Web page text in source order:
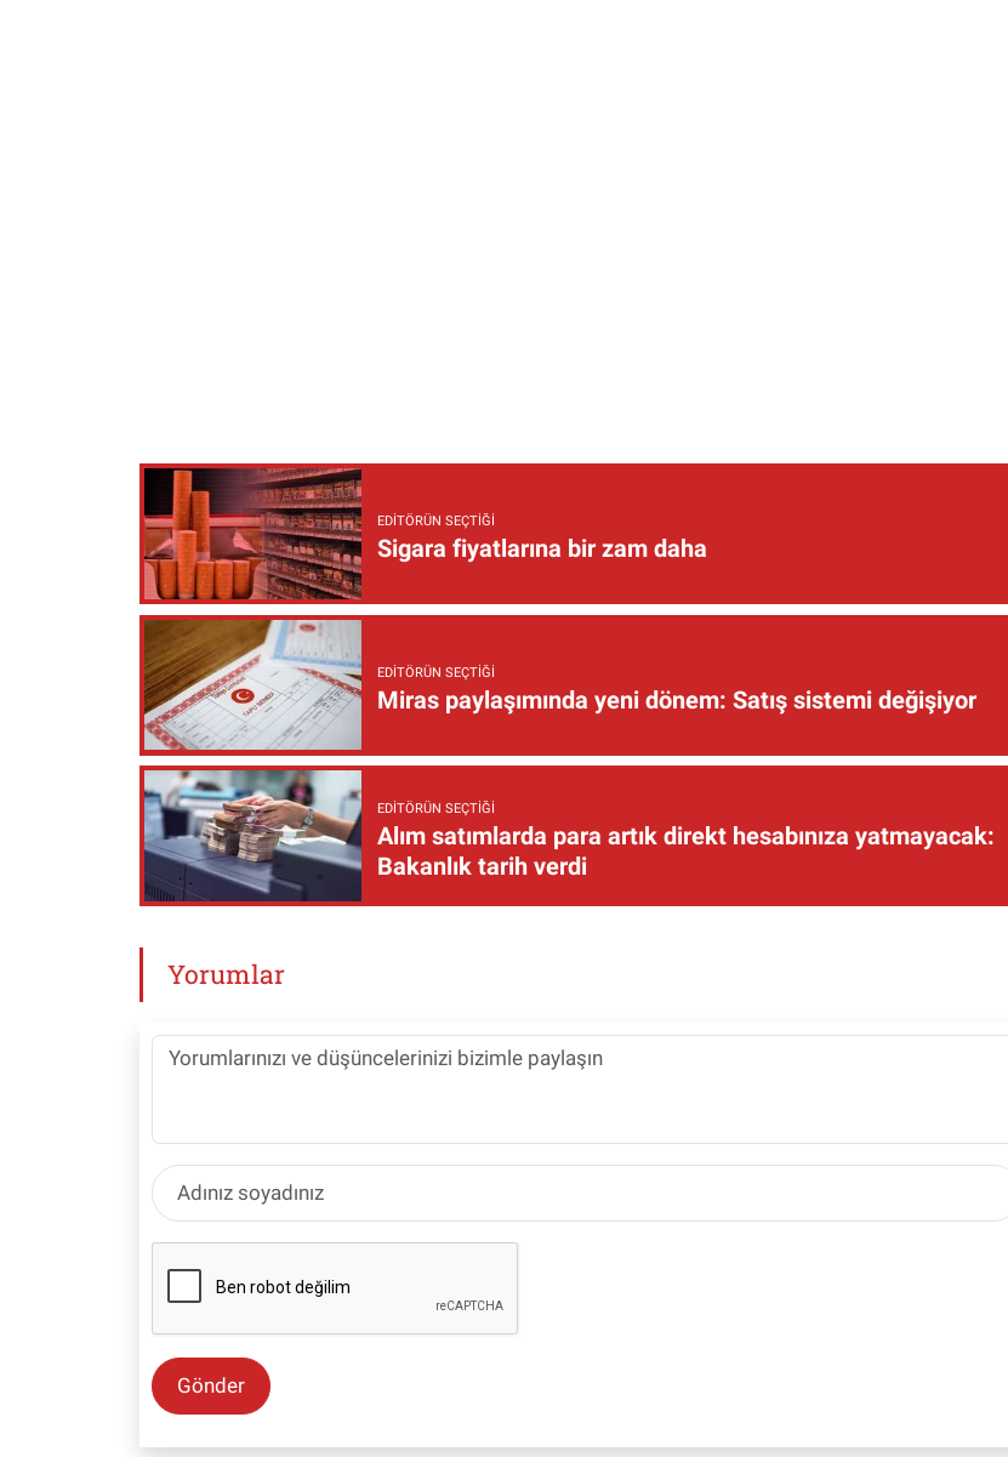
EDITÖRÜN SEÇTIĞI
Sigara fiyatlarına bir zam daha
EDITÖRÜN SEÇTIĞI
Miras paylaşımında yeni dönem: Satış sistemi değişiyor
EDITÖRÜN SEÇTIĞI
Alım satımlarda para artık direkt hesabınıza yatmayacak:
Bakanlık tarih verdi
Yorumlar
Gönder